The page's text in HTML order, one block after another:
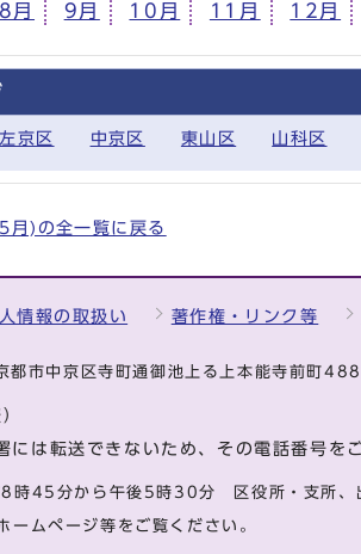
8月 9月 10月 11月 12月
左京区 中京区 東山区 山科区
)の全一覧に戻る
情報の取扱い 著作権・リンク等
市中京区寺町通御池上る上本能寺前町
には転送できないため、その電話番号を
8時45分から午後5時30分 区役所・支所
ームページ等をご覧ください。